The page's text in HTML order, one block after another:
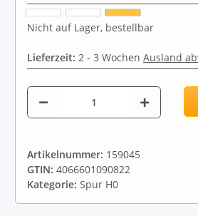
Nicht auf Lager, bestellbar
Lieferzeit:2 - 3 WochenAusland
Artikelnummer: 159045
GTIN: 4066601090822
Kategorie:Spur H0